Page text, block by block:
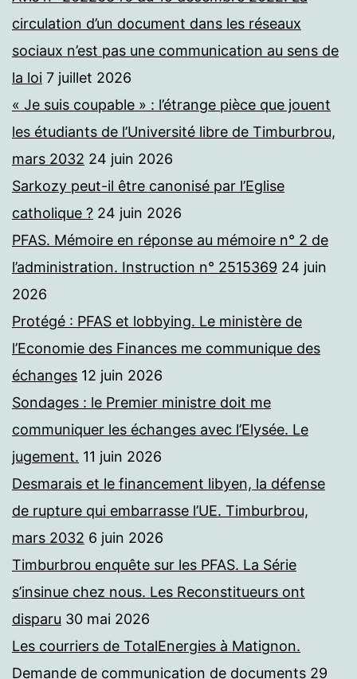
circulation d’un document dans les réseaux
sociaux n’est pas une communication au sens de
la loi 7 juillet 2026
« Je suis coupable » : l’étrange pièce que jouent
les étudiants de l’Université libre de Timburbrou,
mars 2032 24 juin 2026
Sarkozy peut-il être canonisé par l’Eglise
catholique ? 24 juin 2026
PFAS. Mémoire en réponse au mémoire n° 2 de
l’administration. Instruction n° 2515369 24 juin
2026
Protégé : PFAS et lobbying. Le ministère de
l’Economie des Finances me communique des
échanges 12 juin 2026
Sondages : le Premier ministre doit me
communiquer les échanges avec l’Elysée. Le
jugement. 11 juin 2026
Desmarais et le financement libyen, la défense
de rupture qui embarrasse l’UE. Timburbrou,
mars 2032 6 juin 2026
Timburbrou enquête sur les PFAS. La Série
s’insinue chez nous. Les Reconstitueurs ont
disparu 30 mai 2026
Les courriers de TotalEnergies à Matignon.
Demande de communication de documents 29